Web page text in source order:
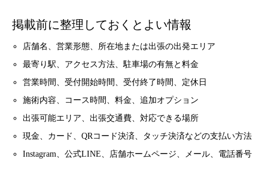
掲載前に整理しておくとよい情報
店舗名、営業形態、所在地または出張の出発エリア
最寄り駅、アクセス方法、駐車場の有無と料金
営業時間、受付開始時間、受付終了時間、定休日
施術内容、コース時間、料金、追加オプション
出張可能エリア、出張交通費、対応できる場所
現金、カード、QRコード決済、タッチ決済などの支払い方法
Instagram、公式LINE、店舗ホームページ、メール、電話番号